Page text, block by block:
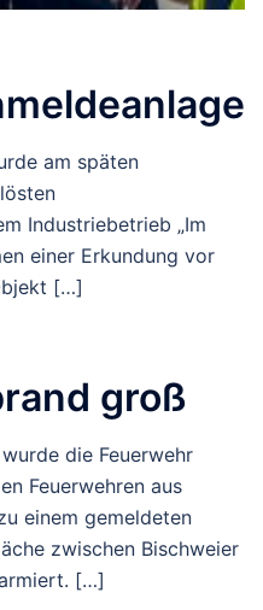
am späten
Industriebetrieb „Im
einer Erkundung vor
[…]
groß
die Feuerwehr
Feuerwehren aus
einem gemeldeten
zwischen Bischweier
[…]